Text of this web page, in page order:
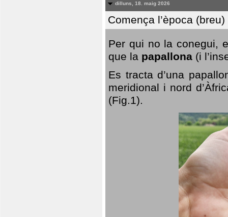
dilluns, 18. maig 2026
Comença l’època
Per qui no la conegui,
que la papallona (i
Es tracta d’una
meridional i nord
(Fig.1).